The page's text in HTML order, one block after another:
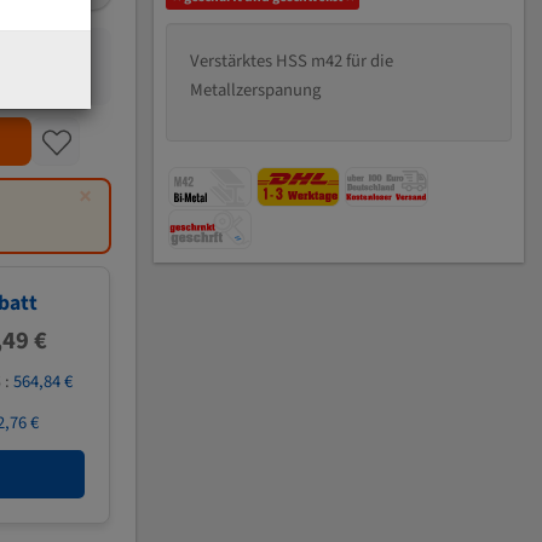
×
€
:564,84 €
€
Verstärktes HSS m42 für die
Metallzerspanung